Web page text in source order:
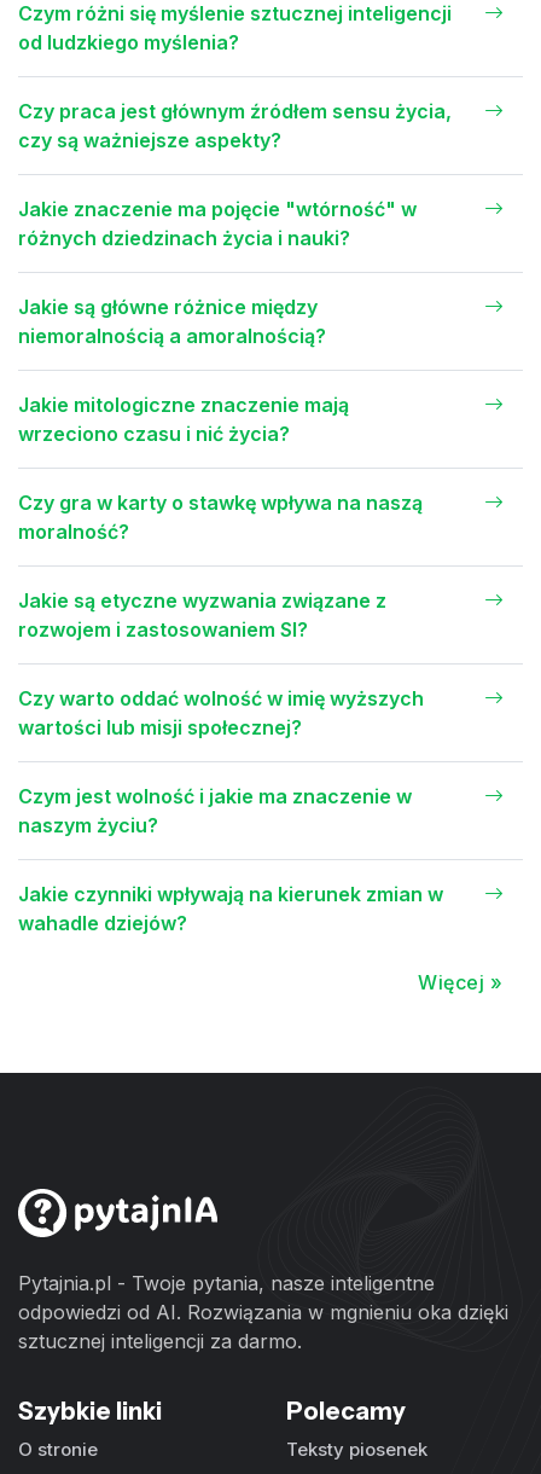
Czym różni się myślenie sztucznej inteligencji
od ludzkiego myślenia?
Czy praca jest głównym źródłem sensu życia,
czy są ważniejsze aspekty?
Jakie znaczenie ma pojęcie "wtórność" w
różnych dziedzinach życia i nauki?
Jakie są główne różnice między
niemoralnością a amoralnością?
Jakie mitologiczne znaczenie mają
wrzeciono czasu i nić życia?
Czy gra w karty o stawkę wpływa na naszą
moralność?
Jakie są etyczne wyzwania związane z
rozwojem i zastosowaniem SI?
Czy warto oddać wolność w imię wyższych
wartości lub misji społecznej?
Czym jest wolność i jakie ma znaczenie w
naszym życiu?
Jakie czynniki wpływają na kierunek zmian w
wahadle dziejów?
Więcej »
Pytajnia.pl - Twoje pytania, nasze inteligentne
odpowiedzi od AI. Rozwiązania w mgnieniu oka dzięki
sztucznej inteligencji za darmo.
Szybkie linki
O stronie
Polecamy
Teksty piosenek